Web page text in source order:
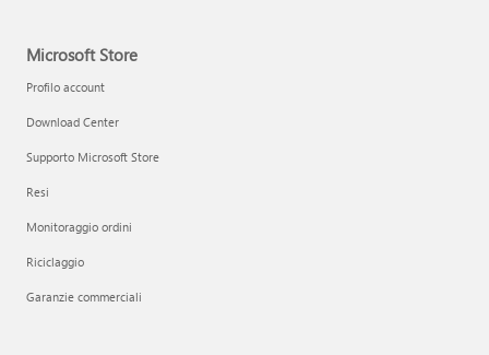
Microsoft Store
Profilo account
Download Center
Supporto Microsoft Store
Resi
Monitoraggio ordini
Riciclaggio
Garanzie commerciali